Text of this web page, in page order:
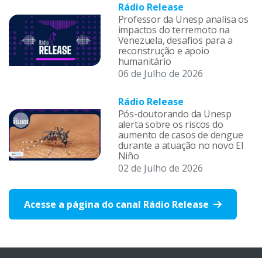
Rádio Release
Professor da Unesp analisa os
impactos do terremoto na
Venezuela, desafios para a
reconstrução e apoio
humanitário
06 de Julho de 2026
Rádio Release
Pós-doutorando da Unesp
alerta sobre os riscos do
aumento de casos de dengue
durante a atuação no novo El
Niño
02 de Julho de 2026
Acesse a página do canal Rádio Release